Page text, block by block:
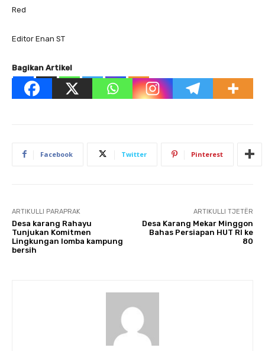
Red
Editor Enan ST
Bagikan Artikel
Facebook Twitter Pinterest
ARTIKULLI PARAPRAK
Desa karang Rahayu
Tunjukan Komitmen
Lingkungan lomba kampung
bersih
ARTIKULLI TJETËR
Desa Karang Mekar Minggon
Bahas Persiapan HUT RI ke
80